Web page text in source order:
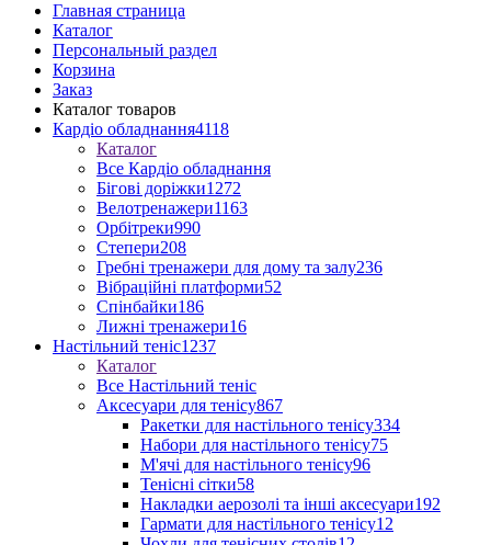
Главная страница
Каталог
Персональный раздел
Корзина
Заказ
Каталог товаров
Кардіо обладнання4118
Каталог
Все Кардіо обладнання
Бігові доріжки1272
Велотренажери1163
Орбітреки990
Степери208
Гребні тренажери для дому та залу236
Вібраційні платформи52
Спінбайки186
Лижні тренажери16
Настільний теніс1237
Каталог
Все Настільний теніс
Аксесуари для тенісу867
Ракетки для настільного тенісу334
Набори для настільного тенісу75
М'ячі для настільного тенісу96
Тенісні сітки58
Накладки аерозолі та інші аксесуари192
Гармати для настільного тенісу12